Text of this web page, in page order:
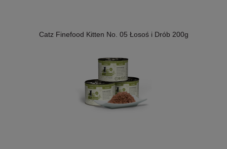
Catz Finefood Kitten No. 05 Łosoś i Drób 200g